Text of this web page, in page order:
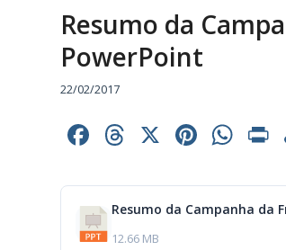
Resumo da
PowerPoint
22/02/2017
Facebook
Threads
X
Resumo da Campanha da
12.66 MB